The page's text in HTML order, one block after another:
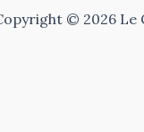
© 2026 Le